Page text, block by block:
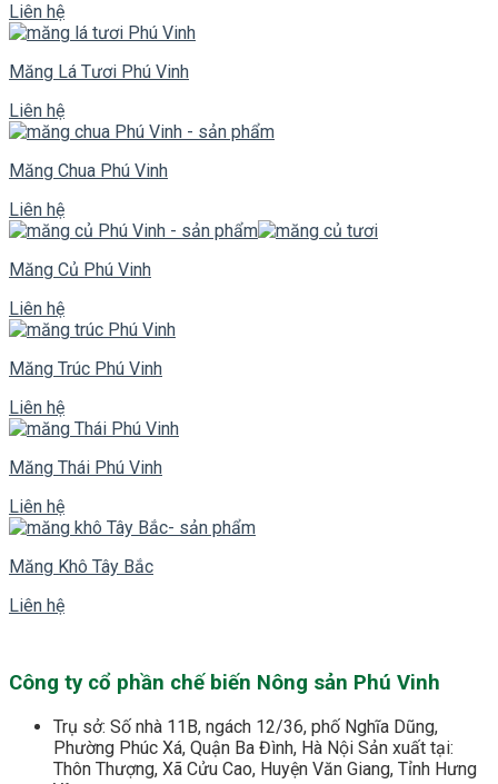
Liên hệ
Măng Lá Tươi Phú Vinh
Liên hệ
Măng Chua Phú Vinh
Liên hệ
Măng Củ Phú Vinh
Liên hệ
Măng Trúc Phú Vinh
Liên hệ
Măng Thái Phú Vinh
Liên hệ
Măng Khô Tây Bắc
Liên hệ
Công ty cổ phần chế biến Nông sản Phú Vinh
Trụ sở: Số nhà 11B, ngách 12/36, phố Nghĩa Dũng,
Phường Phúc Xá, Quận Ba Đình, Hà Nội Sản xuất tại:
Thôn Thượng, Xã Cửu Cao, Huyện Văn Giang, Tỉnh Hưng